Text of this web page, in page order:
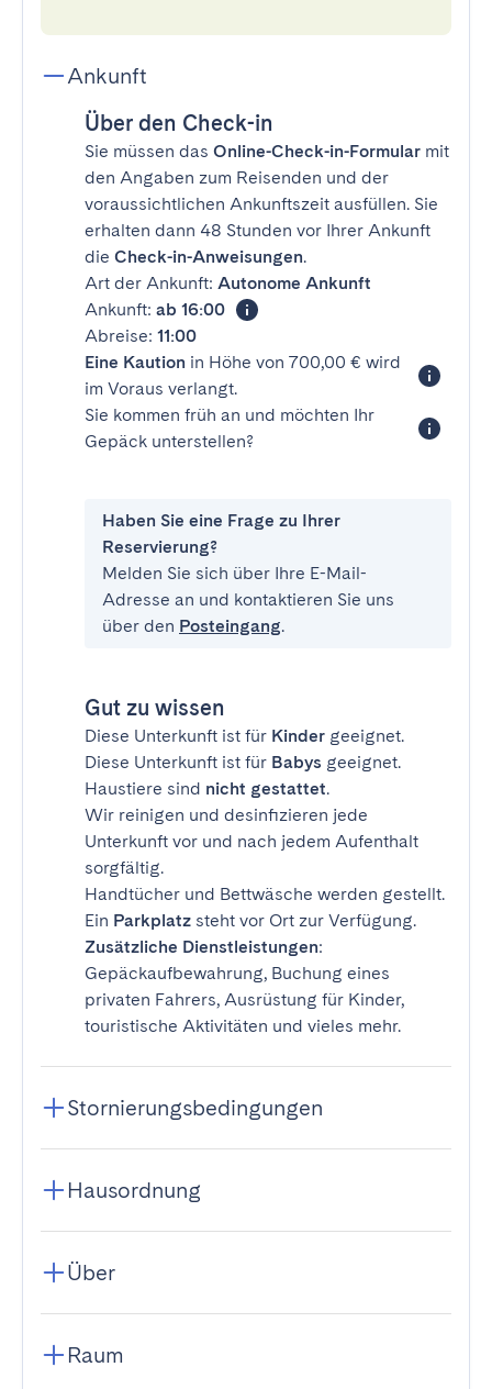
Ankunft
Über den Check-in
Sie müssen das Online-Check-in-Formular mit
den Angaben zum Reisenden und der
voraussichtlichen Ankunftszeit ausfüllen. Sie
erhalten dann 48 Stunden vor Ihrer Ankunft
die Check-in-Anweisungen.
Art der Ankunft: Autonome Ankunft
Ankunft: ab 16:00
Abreise: 11:00
Eine Kaution in Höhe von 700,00 € wird
im Voraus verlangt.
Sie kommen früh an und möchten Ihr
Gepäck unterstellen?
Haben Sie eine Frage zu Ihrer
Reservierung?
Melden Sie sich über Ihre E-Mail-
Adresse an und kontaktieren Sie uns
über den Posteingang.
Gut zu wissen
Diese Unterkunft ist für Kinder geeignet.
Diese Unterkunft ist für Babys geeignet.
Haustiere sind nicht gestattet.
Wir reinigen und desinfizieren jede
Unterkunft vor und nach jedem Aufenthalt
sorgfältig.
Handtücher und Bettwäsche werden gestellt.
Ein Parkplatz steht vor Ort zur Verfügung.
Zusätzliche Dienstleistungen:
Gepäckaufbewahrung, Buchung eines
privaten Fahrers, Ausrüstung für Kinder,
touristische Aktivitäten und vieles mehr.
Stornierungsbedingungen
Hausordnung
Über
Raum